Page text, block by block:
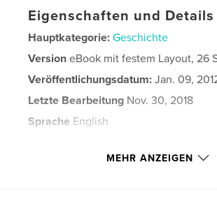
Eigenschaften und Details
Hauptkategorie: Geschichte
Version eBook mit festem Layout, 26
Veröffentlichungsdatum: Jan. 09,
Letzte Bearbeitung Nov. 30, 2018
Sprache English
Vale Inco , Copper Cliff
MEHR ANZEIGEN